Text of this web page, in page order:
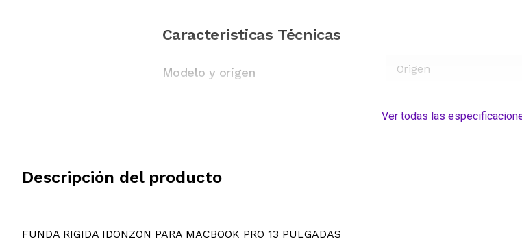
Características Técnicas
Modelo y origen Origen
Ver todas las
Descripción del producto
FUNDA RIGIDA IDONZON PARA MACBOOK PRO 13 PULGADAS